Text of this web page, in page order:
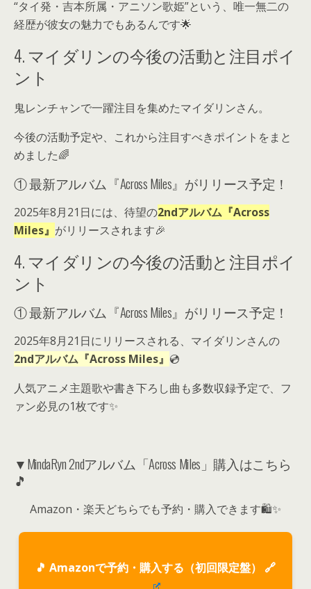
“タイ発・吉本所属・アニソン歌姫”という、唯一無二の
経歴が彼女の魅力でもあるんです🌟
4. マイダリンの今後の活動と注目ポイ
ント
鬼レンチャンで一躍注目を集めたマイダリンさん。
今後の活動予定や、これから注目すべきポイントをまと
めました🌈
① 最新アルバム『Across Miles』がリリース予定！
2025年8月21日には、待望の2ndアルバム『Across
Miles』 がリリースされます🎉
4. マイダリンの今後の活動と注目ポイ
ント
① 最新アルバム『Across Miles』がリリース予定！
2025年8月21日にリリースされる、マイダリンさんの
2ndアルバム『Across Miles』 💿
人気アニメ主題歌や書き下ろし曲も多数収録予定で、フ
ァン必見の1枚です✨
▼MindaRyn 2ndアルバム「Across Miles」購入はこちら
🎵
Amazon・楽天どちらでも予約・購入できます🛍️✨
🎵 Amazonで予約・購入する（初回限定盤） 🔗